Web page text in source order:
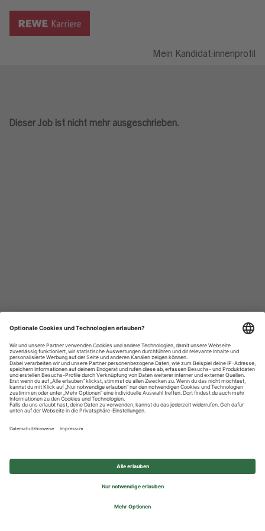
Mein Kandidat:innenprofil
Dieser Job ist nicht mehr ausgeschrieben.
Datenschutzhinweise
Impressum
Privatsphäre-Einstellungen
© 2026 REWE Group - All rights reserved